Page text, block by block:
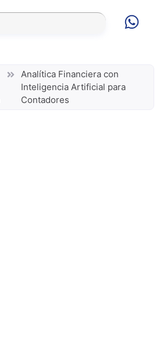
Analítica Financiera con
Inteligencia Artificial para
Contadores